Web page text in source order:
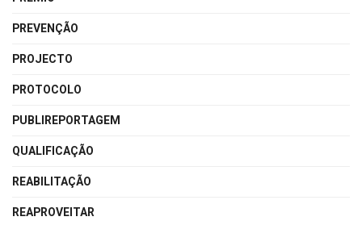
PREVENÇÃO
PROJECTO
PROTOCOLO
PUBLIREPORTAGEM
QUALIFICAÇÃO
REABILITAÇÃO
REAPROVEITAR